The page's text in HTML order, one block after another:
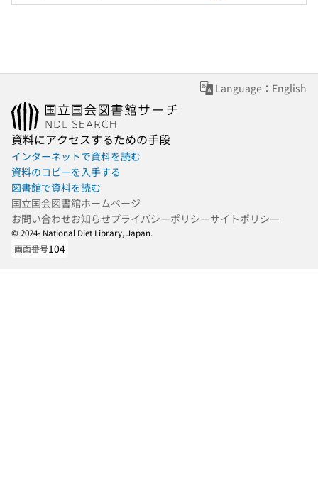
Language：English
資料にアクセスするための手段
インターネットで資料を読む
資料のコピーを入手する
図書館で資料を読む
国立国会図書館ホームページ
お問い合わせお知らせプライバシーポリシーサイトポリシー
© 2024- National Diet Library, Japan.
画面番号104